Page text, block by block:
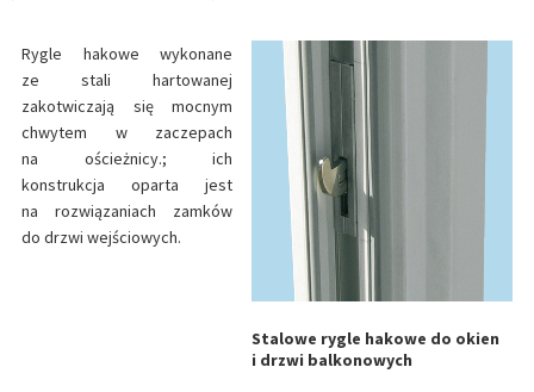
Rygle hakowe wykonane
ze stali hartowanej
zakotwiczają się mocnym
chwytem w zaczepach
na ościeżnicy.; ich
konstrukcja oparta jest
na rozwiązaniach zamków
do drzwi wejściowych.
Stalowe rygle hakowe do okien
i drzwi balkonowych